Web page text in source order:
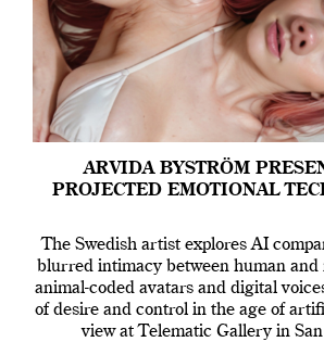
ARVIDA BYSTRÖM
PROJECTED EMOTIONAL
The Swedish artist explores AI
blurred intimacy between human
animal-coded avatars and digital
of desire and control in the age of
view at Telematic Gallery in